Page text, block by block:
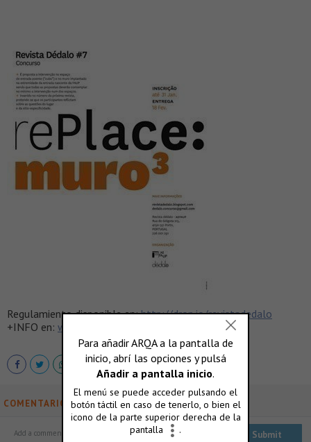
Regulamiento disponible en:http://drop.io/revistadedalo
+INFO en: www.revistadedalo.blogspot.com
COMENTARIOS